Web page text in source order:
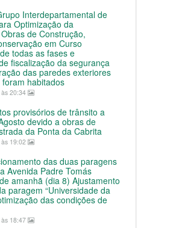
Interdepartamental de
Optimização da
de Construção,
em Curso
todas as fases e
fiscalização da segurança
das paredes exteriores
habitados
20:34
provisórios de trânsito a
devido a obras de
da Ponta da Cabrita
19:02
das duas paragens
Avenida Padre Tomás
amanhã (dia 8) Ajustamento
paragem “Universidade da
das condições de
18:47